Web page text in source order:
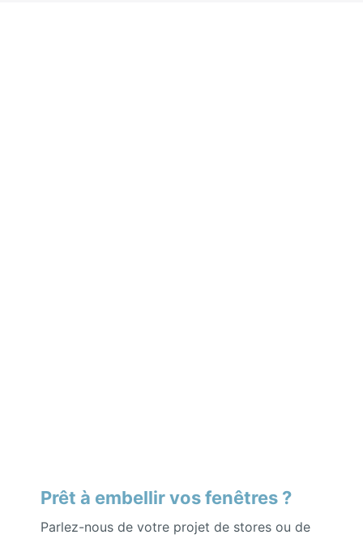
Prêt à embellir vos fenêtres ?
Parlez-nous de votre projet de stores ou de